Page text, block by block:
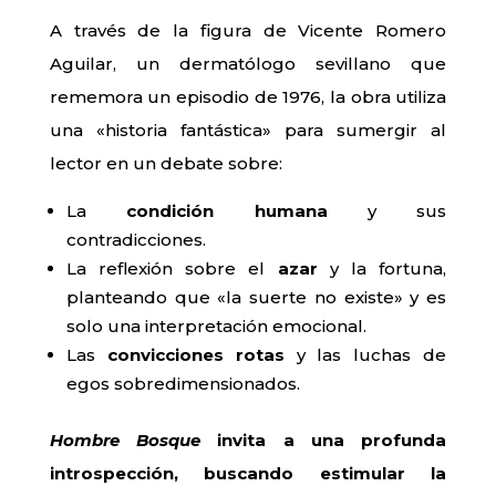
A través de la figura de Vicente Romero
Aguilar, un dermatólogo sevillano que
rememora un episodio de 1976, la obra utiliza
una «historia fantástica» para sumergir al
lector en un debate sobre:
La condición humana y sus
contradicciones.
La reflexión sobre el azar y la fortuna,
planteando que «la suerte no existe» y es
solo una interpretación emocional.
Las convicciones rotas y las luchas de
egos sobredimensionados.
Hombre Bosque
invita a una profunda
introspección, buscando estimular la